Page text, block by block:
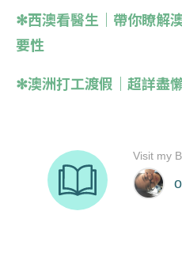
✻西澳看醫生｜帶你瞭解
要性
✻澳洲打工渡假｜超詳盡